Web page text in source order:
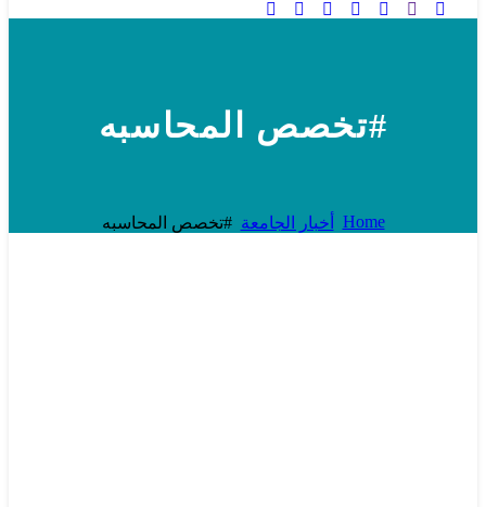
#تخصص المحاسبه
Home أخبار الجامعة #تخصص المحاسبه